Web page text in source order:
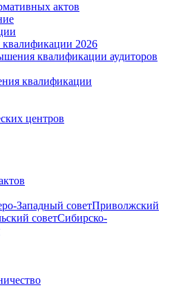
актов
2026
квалификации аудиторов
квалификации
центров
Западный советПриволжский
советСибирско-